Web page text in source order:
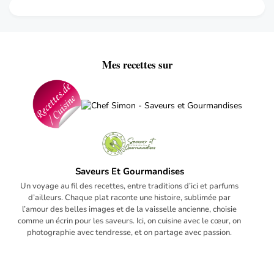
Mes recettes sur
Saveurs Et Gourmandises
Un voyage au fil des recettes, entre traditions d’ici et parfums
d’ailleurs. Chaque plat raconte une histoire, sublimée par
l’amour des belles images et de la vaisselle ancienne, choisie
comme un écrin pour les saveurs. Ici, on cuisine avec le cœur, on
photographie avec tendresse, et on partage avec passion.